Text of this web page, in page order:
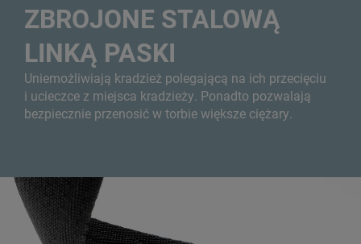
ZBROJONE STALOWĄ
LINKĄ PASKI
Uniemożliwiają kradzież polegającą na ich przecięciu
i ucieczce z miejsca kradzieży. Ponadto pozwalają
bezpiecznie przenosić w torbie większe ciężary.